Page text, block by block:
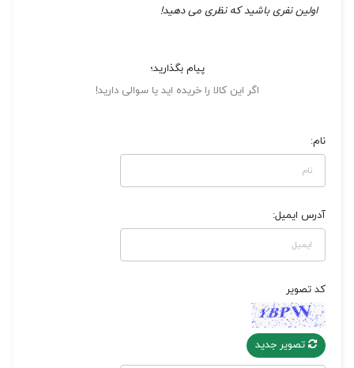
اولین نفری باشید که نظری می دهید!
پیام بگذارید؛
اگر این کالا را خریده اید یا سوالی دارید!
نام:
آدرس ایمیل:
کد تصویر
تصویر جدید